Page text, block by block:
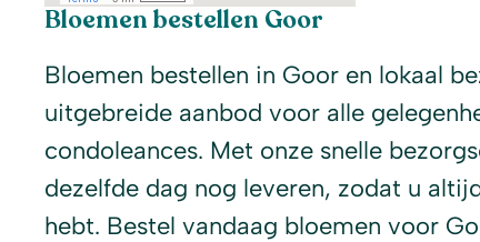
Bloemen bestellen Goor
Bloemen bestellen in Goor en lokaal
uitgebreide aanbod voor alle
condoleances. Met onze snelle
dezelfde dag nog leveren, zodat u
hebt. Bestel vandaag bloemen voor